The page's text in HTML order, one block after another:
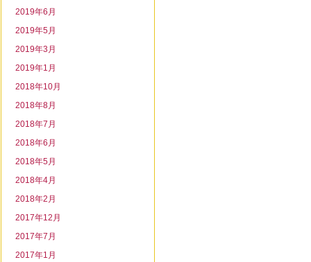
2019年6月
2019年5月
2019年3月
2019年1月
2018年10月
2018年8月
2018年7月
2018年6月
2018年5月
2018年4月
2018年2月
2017年12月
2017年7月
2017年1月